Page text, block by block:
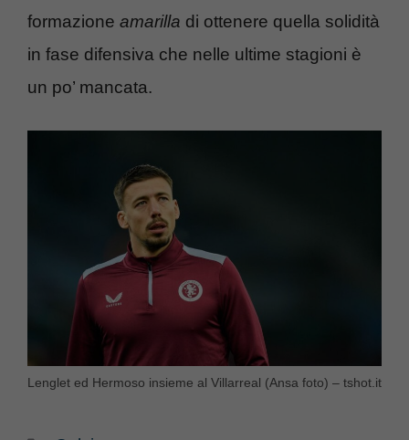
formazione amarilla di ottenere quella solidità
in fase difensiva che nelle ultime stagioni è
un po’ mancata.
Lenglet ed Hermoso insieme al Villarreal (Ansa foto) – tshot.it